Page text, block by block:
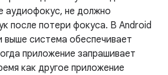
аудиофокус, не должно
после потери фокуса. В Android
выше система обеспечивает
приложение запрашивает
как другое приложение